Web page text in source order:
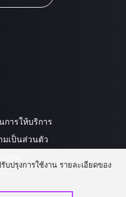
การให้บริการ
มเป็นส่วนตัว
บปรุงการใช้งาน รายละเอียดของ